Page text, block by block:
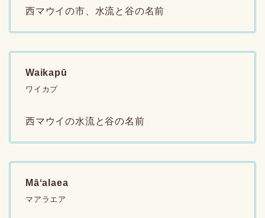
西マウイの市、水流と谷の名前
Waikapū
ワイカプ
西マウイの水流と谷の名前
Māʻalaea
マアラエア